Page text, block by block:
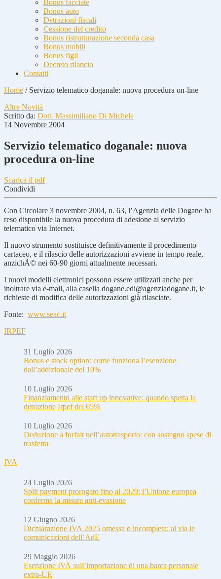
Bonus facciate
Bonus auto
Detrazioni fiscali
Cessione del credito
Bonus ristrutturazione seconda casa
Bonus mobili
Bonus figli
Decreto rilancio
Contatti
Home / Servizio telematico doganale: nuova procedura on-line
Altre Novità
Scritto da: Dott. Massimiliano Di Michele
14 Novembre 2004
Servizio telematico doganale: nuova
procedura on-line
Scarica il pdf
Condividi
Con Circolare 3 novembre 2004, n. 63, l’Agenzia delle Dogane ha
reso disponibile la nuova procedura di adesione al servizio
telematico via Internet.
Il nuovo strumento sostituisce definitivamente il procedimento
cartaceo, e il rilascio delle autorizzazioni avviene in tempo reale,
anzichÃ© nei 60-90 giorni attualmente necessari.
I nuovi modelli elettronici possono essere utilizzati anche per
inoltrare via e-mail, alla casella dogane.edi@agenziadogane.it, le
richieste di modifica delle autorizzazioni già rilasciate.
Fonte: www.seac.it
IRPEF
31 Luglio 2026
Bonus e stock option: come funziona l’esenzione
dall’addizionale del 10%
10 Luglio 2026
Finanziamento alle start up innovative: quando spetta la
detrazione Irpef del 65%
10 Luglio 2026
Deduzione a forfait nell’autotrasporto: con sostegno spese di
trasferta
IVA
24 Luglio 2026
Split payment prorogato fino al 2029: l’Unione europea
conferma la misura anti-evasione
12 Giugno 2026
Dichiarazione IVA 2025 omessa o incompleta: al via le
comunicazioni dell’AdE
29 Maggio 2026
Esenzione IVA sull’importazione di una barca personale
extra-UE